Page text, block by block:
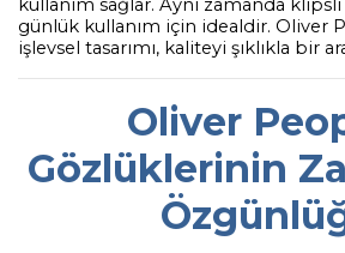
kullanım sağlar. Aynı zamanda
günlük kullanım için idealdir. Oliver
işlevsel tasarımı, kaliteyi şıklıkla bir
Oliver
Gözlüklerinin